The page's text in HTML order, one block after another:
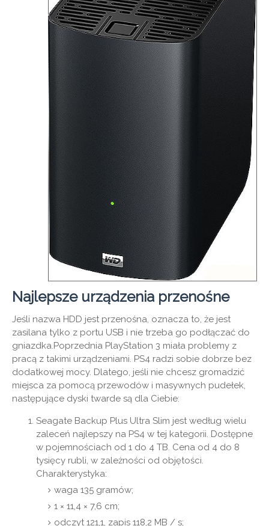
Najlepsze urządzenia przenośne
Jeśli nazwa HDD jest przenośna, oznacza to, że jest
zasilana tylko z portu USB i nie trzeba go podłączać do
gniazdka.Poprzednia PlayStation 3 miała problemy z
pracą z takimi urządzeniami. PS4 radzi sobie dobrze bez
dodatkowej mocy. Dlatego, jeśli nie chcesz gromadzić
miejsca za pomocą przewodów i masywnych pudełek,
następujące dyski twarde są dla Ciebie:
Seagate Backup Plus Ultra Slim jest według wielu
zaleceń najlepszy na PS4 w tej kategorii. Dostępne
w pojemnościach od 1 do 4 TB. Cena od 4 do 8
tysięcy rubli, w zależności od objętości.
Charakterystyka:
waga 135 gramów;
1 × 11,4 × 7,6 cm;
odczyt 121,1, zapis 118,2 MB / s;